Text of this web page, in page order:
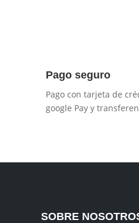
Pago seguro
Pago con tarjeta de
google Pay y
SOBRE